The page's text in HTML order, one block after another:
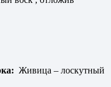
Живица – лоскутный